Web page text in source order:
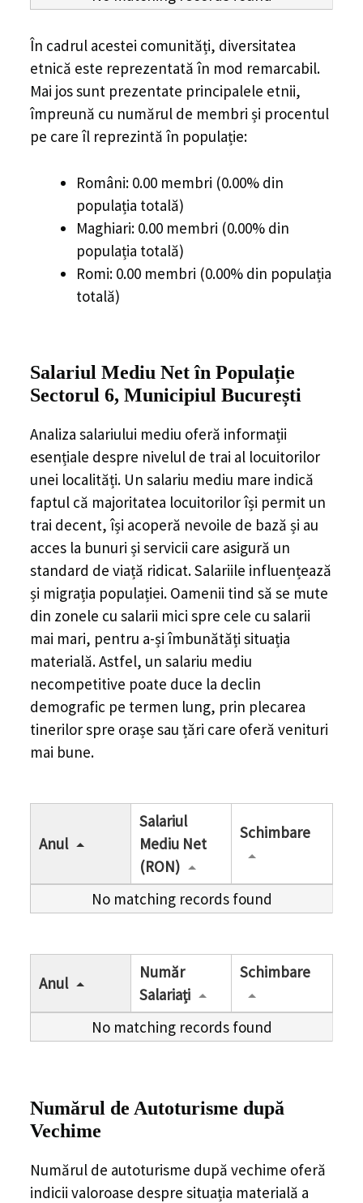
În cadrul acestei comunități, diversitatea
etnică este reprezentată în mod remarcabil.
Mai jos sunt prezentate principalele etnii,
împreună cu numărul de membri și procentul
pe care îl reprezintă în populație:
Români: 0.00 membri (0.00% din
populația totală)
Maghiari: 0.00 membri (0.00% din
populația totală)
Romi: 0.00 membri (0.00% din populația
totală)
Salariul Mediu Net în Populație
Sectorul 6, Municipiul București
Analiza salariului mediu oferă informații
esențiale despre nivelul de trai al locuitorilor
unei localități. Un salariu mediu mare indică
faptul că majoritatea locuitorilor își permit un
trai decent, își acoperă nevoile de bază și au
acces la bunuri și servicii care asigură un
standard de viață ridicat. Salariile influențează
și migrația populației. Oamenii tind să se mute
din zonele cu salarii mici spre cele cu salarii
mai mari, pentru a-și îmbunătăți situația
materială. Astfel, un salariu mediu
necompetitive poate duce la declin
demografic pe termen lung, prin plecarea
tinerilor spre orașe sau țări care oferă venituri
mai bune.
Anul
Salariul
Mediu Net
(RON)
Schimbare
No matching records found
Anul
Număr
Salariați
Schimbare
No matching records found
Numărul de Autoturisme după
Vechime
Numărul de autoturisme după vechime oferă
indicii valoroase despre situația materială a